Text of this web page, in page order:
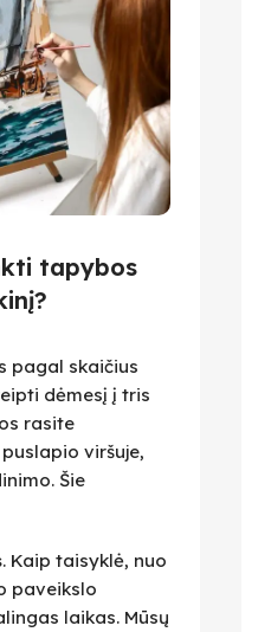
tapybos
pagal skaičius
dėmesį į tris
rasite
viršuje,
Šie
. Kaip taisyklė, nuo
paveikslo
laikas. Mūsų